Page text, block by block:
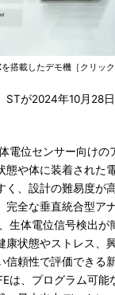
搭載したデモ機［クリック
STが2024年10月28
電位センサー向けの
態や体に装着された
く、設計の難易度が
完全な垂直統合型ア
生体電位信号検出
康状態やストレス、
信頼性で評価できる
は、プログラム可能